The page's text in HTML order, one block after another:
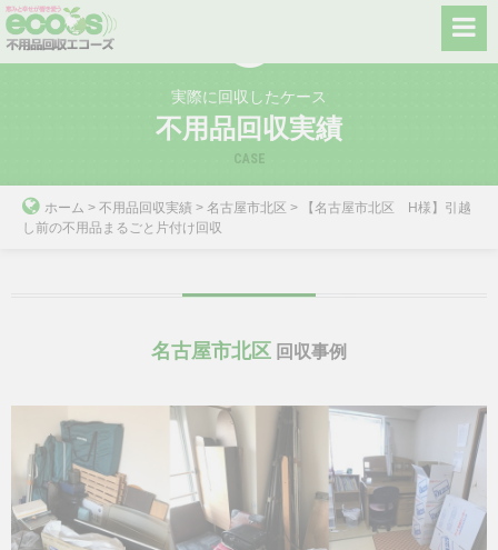
Skip
to
実際に回収したケース
不用品回収実績
CASE
ホーム > 不用品回収実績 > 名古屋市北区 >
【名古屋市北区 H様】引越
し前の不用品まるごと片付け回収
名古屋市北区 回収事例